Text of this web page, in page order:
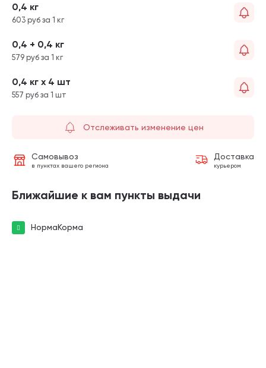
0,4 кг
603 руб за 1 кг
0,4 + 0,4 кг
579 руб за 1 кг
0,4 кг х 4 шт
557 руб за 1 шт
Отслеживать изменение цен
Самовывоз
в пунктах вашего региона
Доставка
курьером
Ближайшие к вам пункты выдачи
НормаКорма